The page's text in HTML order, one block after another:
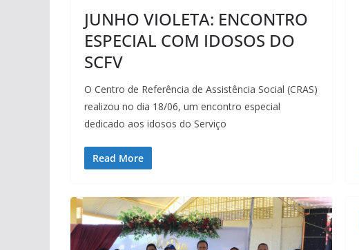
JUNHO VIOLETA: ENCONTRO
ESPECIAL COM IDOSOS DO
SCFV
O Centro de Referência de Assistência Social (CRAS)
realizou no dia 18/06, um encontro especial
dedicado aos idosos do Serviço
Read More